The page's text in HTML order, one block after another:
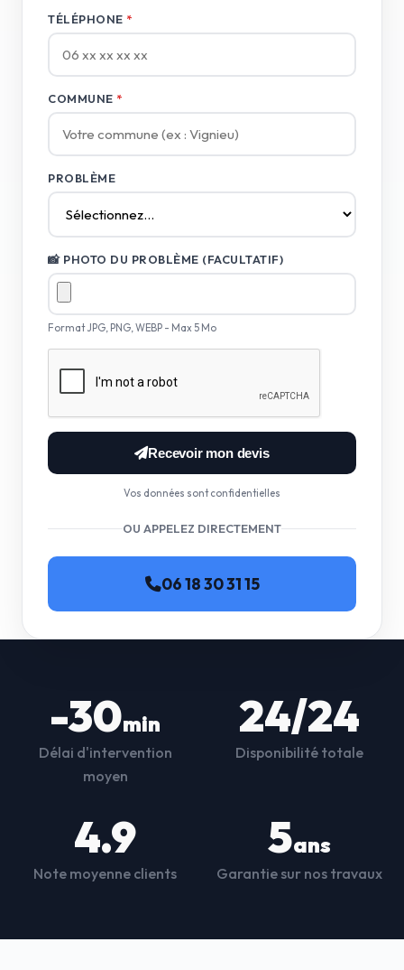
TÉLÉPHONE *
COMMUNE *
PROBLÈME
📸 PHOTO DU PROBLÈME (FACULTATIF)
Format JPG, PNG, WEBP - Max 5 Mo
Recevoir mon devis
Vos données sont confidentielles
OU APPELEZ DIRECTEMENT
06 18 30 31 15
-30min
Délai d'intervention
moyen
24/24
Disponibilité totale
4.9
Note moyenne clients
5ans
Garantie sur nos travaux